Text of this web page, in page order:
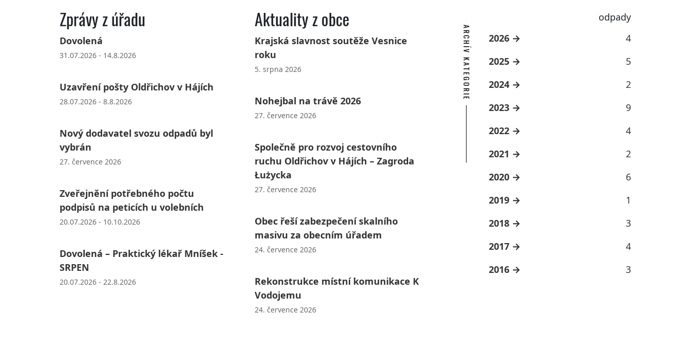
Zprávy z úřadu
Dovolená
31.07.2026 - 14.8.2026
Uzavření pošty Oldřichov v Hájích
28.07.2026 - 8.8.2026
Nový dodavatel svozu odpadů byl
vybrán
27. července 2026
Zveřejnění potřebného počtu
podpisů na peticích u volebních
20.07.2026 - 10.10.2026
Dovolená – Praktický lékař Mníšek -
SRPEN
20.07.2026 - 22.8.2026
Aktuality z obce
Krajská slavnost soutěže Vesnice
roku
5. srpna 2026
Nohejbal na trávě 2026
27. července 2026
Společně pro rozvoj cestovního
ruchu Oldřichov v Hájích – Zagroda
Łużycka
27. července 2026
Obec řeší zabezpečení skalního
masivu za obecním úřadem
24. července 2026
Rekonstrukce místní komunikace K
Vodojemu
24. července 2026
odpady
ARCHÍV KATEGORIE 2026
4
2025
5
2024
2
2023
9
2022
4
2021
2
2020
6
2019
1
2018
3
2017
4
2016
3